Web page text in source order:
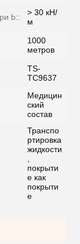
b::
> 30 кН/
м
1000
метров
TS-
TC9637
Медицин
ский
состав
Транспо
ртировка
жидкости
покрыти
е как
покрыти
е